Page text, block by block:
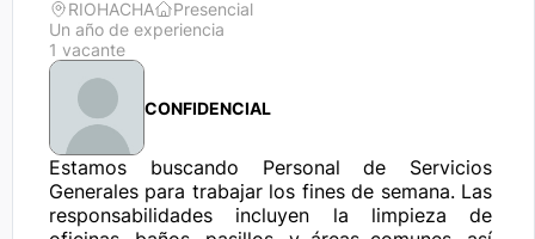
RIOHACHA
Presencial
Un año de experiencia
1 vacante
CONFIDENCIAL
Estamos buscando Personal de Servicios
Generales para trabajar los fines de semana. Las
responsabilidades incluyen la limpieza de